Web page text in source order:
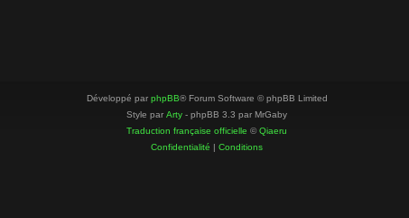
Développé par phpBB® Forum Software © phpBB Limited
Style par Arty - phpBB 3.3 par MrGaby
Traduction française officielle ©Qiaeru
Confidentialité | Conditions